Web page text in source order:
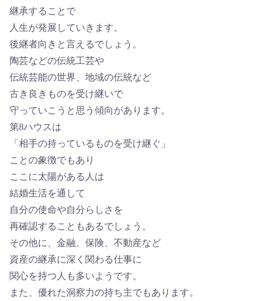
継承することで
人生が発展していきます。
後継者向きと言えるでしょう。
陶芸などの伝統工芸や
伝統芸能の世界、地域の伝統など
古き良きものを受け継いで
守っていこうと思う傾向があります。
第8ハウスは
「相手の持っているものを受け継ぐ」
ことの象徴でもあり
ここに太陽がある人は
結婚生活を通して
自分の使命や自分らしさを
再確認することもあるでしょう。
その他に、金融、保険、不動産など
資産の継承に深く関わる仕事に
関心を持つ人も多いようです。
また、優れた洞察力の持ち主でもあります。